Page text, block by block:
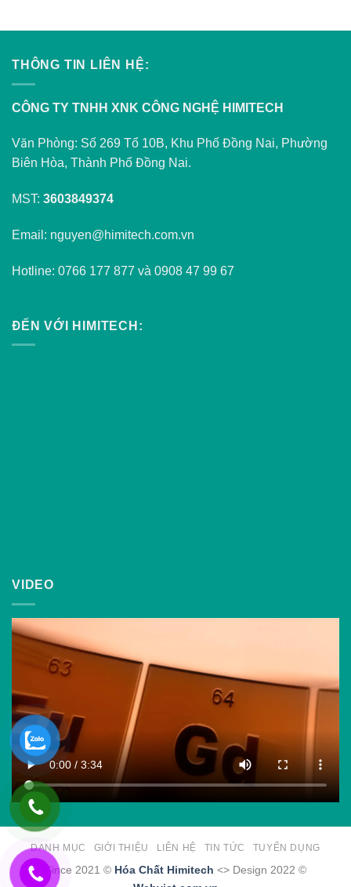
THÔNG TIN LIÊN HỆ:
CÔNG TY TNHH XNK CÔNG NGHỆ HIMITECH
Văn Phòng: Số 269 Tổ 10B, Khu Phố Đồng Nai, Phường
Biên Hòa, Thành Phố Đồng Nai.
MST: 3603849374
Email: nguyen@himitech.com.vn
Hotline: 0766 177 877 và 0908 47 99 67
ĐẾN VỚI HIMITECH:
VIDEO
DANH MỤC GIỚI THIỆU LIÊN HỆ TIN TỨC TUYỂN DỤNG
Since 2021 © Hóa Chất Himitech <> Design 2022 ©